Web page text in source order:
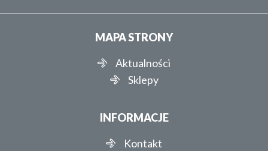
MAPA STRONY
Aktualności
Sklepy
INFORMACJE
Kontakt